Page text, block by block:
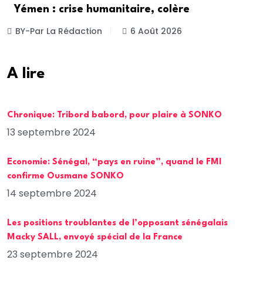
Yémen : crise humanitaire, colère
BY-Par La Rédaction 6 Août 2026
A lire
Chronique: Tribord babord, pour plaire à SONKO
13 septembre 2024
Economie: Sénégal, “pays en ruine”, quand le FMI
confirme Ousmane SONKO
14 septembre 2024
Les positions troublantes de l’opposant sénégalais
Macky SALL, envoyé spécial de la France
23 septembre 2024